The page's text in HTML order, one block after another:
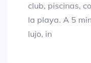
club, piscinas,
la playa. A 5
lujo, in